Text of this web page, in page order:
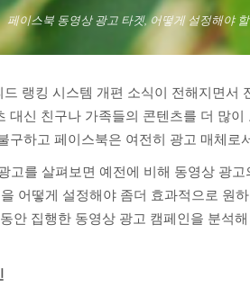
페이스북 동영상 광고 타겟, 어떻게 설정해야
드 랭킹 시스템 개편 소식이 전해지면
대신 친구나 가족들의 콘텐츠를 더 많
구하고 페이스북은 여전히 광고 매체
고를 살펴보면 예전에 비해 동영상 광
어떻게 설정해야 좀더 효과적으로 원
안 집행한 동영상 광고 캠페인을 분석